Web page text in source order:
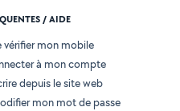
/ AIDE
vérifier mon mobile
à mon compte
depuis le site web
mon mot de passe